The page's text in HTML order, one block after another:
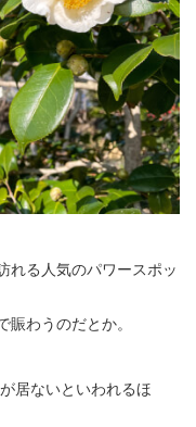
れる人気のパワースポッ
わうのだとか。
居ないといわれるほ